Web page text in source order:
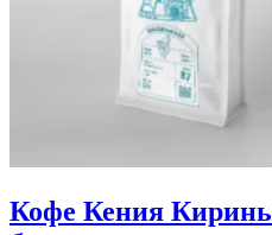
Кофе Кения